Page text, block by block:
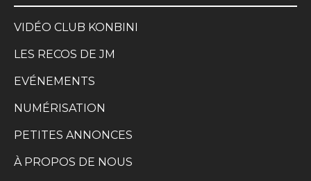
VIDÉO CLUB KONBINI
LES RECOS DE JM
EVÉNEMENTS
NUMÉRISATION
PETITES ANNONCES
À PROPOS DE NOUS